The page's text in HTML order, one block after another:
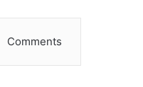
Comments